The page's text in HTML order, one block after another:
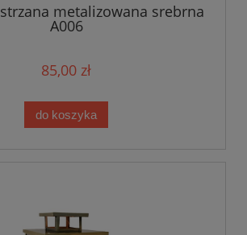
metalizowana srebrna
A006
85,00 zł
do koszyka